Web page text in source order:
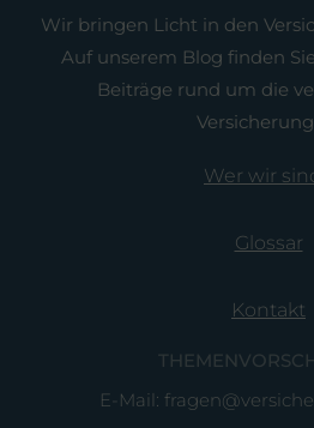
Wir bringen Licht in den
Auf unserem Blog finden
Beiträge rund um die
Wer wir
Glossar
Kontakt
E-Mail: